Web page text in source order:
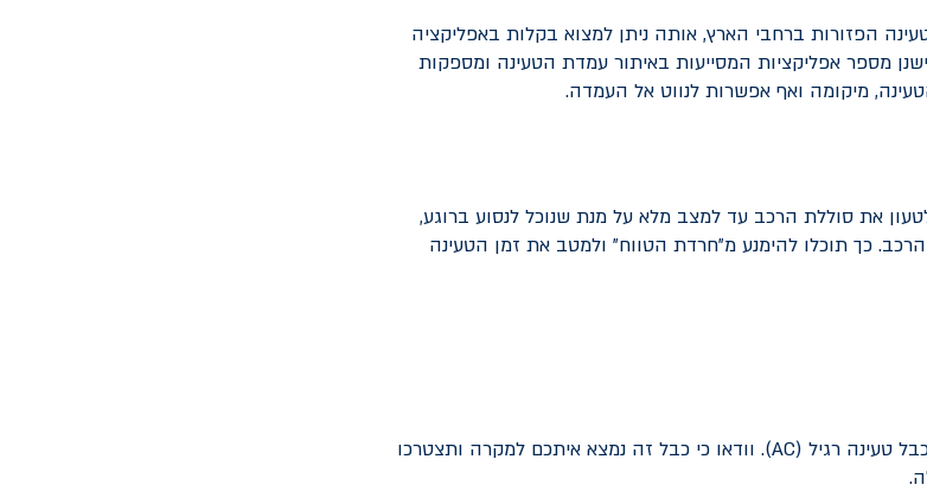
הפזורות ברחבי הארץ, אותה ניתן למצוא בקלות באפליקציה
ישנן מספר אפליקציות המסייעות באיתור עמדת הטעינה ומספקות
מיקומה ואף אפשרות לנווט אל העמדה.
את סוללת הרכב עד למצב מלא על מנת שנוכל לנסוע ברוגע,
כך תוכלו להימנע מ"חרדת הטווח" ולמטב את זמן הטעינה
טעינה רגיל (AC). וודאו כי כבל זה נמצא איתכם למקרה ותצטרכו